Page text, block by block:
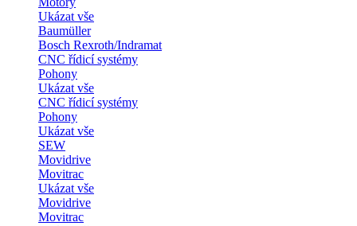
Ukázat vše
Baumüller
Bosch Rexroth/Indramat
CNC řídicí systémy
Pohony
Ukázat vše
CNC řídicí systémy
Pohony
Ukázat vše
SEW
Movidrive
Movitrac
Ukázat vše
Movidrive
Movitrac